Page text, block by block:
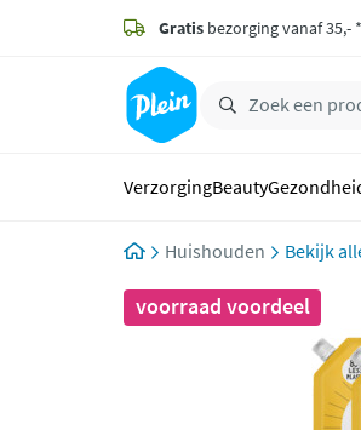
zoeken
hoofdinhoud
Gratis bezorging vanaf 35,- *
VerzorgingBeauty
Huishouden
voorraad voordeel